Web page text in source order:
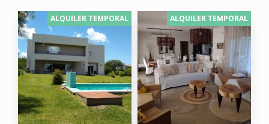
ALQUILER TEMPORAL ALQUILER TEMPORAL